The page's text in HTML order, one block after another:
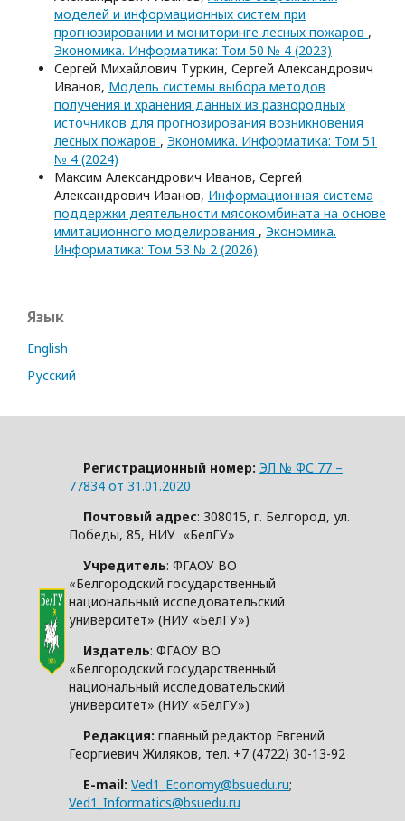
моделей и информационных систем при
прогнозировании и мониторинге лесных пожаров ,
Экономика. Информатика: Том 50 № 4 (2023)
Сергей Михайлович Туркин, Сергей Александрович
Иванов, Модель системы выбора методов
получения и хранения данных из разнородных
источников для прогнозирования возникновения
лесных пожаров , Экономика. Информатика: Том 51
№ 4 (2024)
Максим Александрович Иванов, Сергей
Александрович Иванов, Информационная система
поддержки деятельности мясокомбината на основе
имитационного моделирования , Экономика.
Информатика: Том 53 № 2 (2026)
Язык
English
Русский
Регистрационный номер: ЭЛ № ФС 77 –
77834 от 31.01.2020
Почтовый адрес: 308015, г. Белгород, ул.
Победы, 85, НИУ «БелГУ»
Учредитель: ФГАОУ ВО
«Белгородский государственный
национальный исследовательский
университет» (НИУ «БелГУ»)
Издатель: ФГАОУ ВО
«Белгородский государственный
национальный исследовательский
университет» (НИУ «БелГУ»)
Редакция: главный редактор Евгений
Георгиевич Жиляков, тел. +7 (4722) 30-13-92
E-mail: Ved1_Economy@bsuedu.ru;
Ved1_Informatics@bsuedu.ru